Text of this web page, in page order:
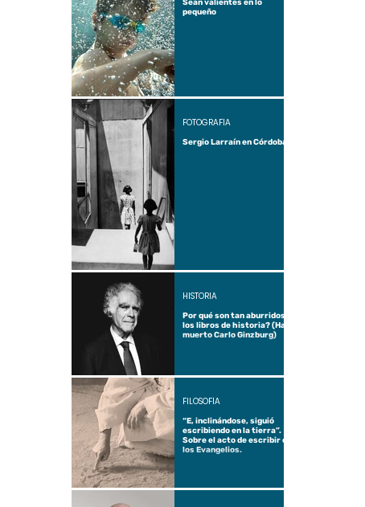
Sean valientes en lo
pequeño
Sergio Larraín en Córdoba
FOTOGRAFÍA
Por qué son tan aburridos
los libros de historia? (Ha
muerto Carlo Ginzburg)
HISTORIA
“E, inclinándose, siguió
escribiendo en la tierra”.
Sobre el acto de escribir en
los Evangelios.
FILOSOFÍA